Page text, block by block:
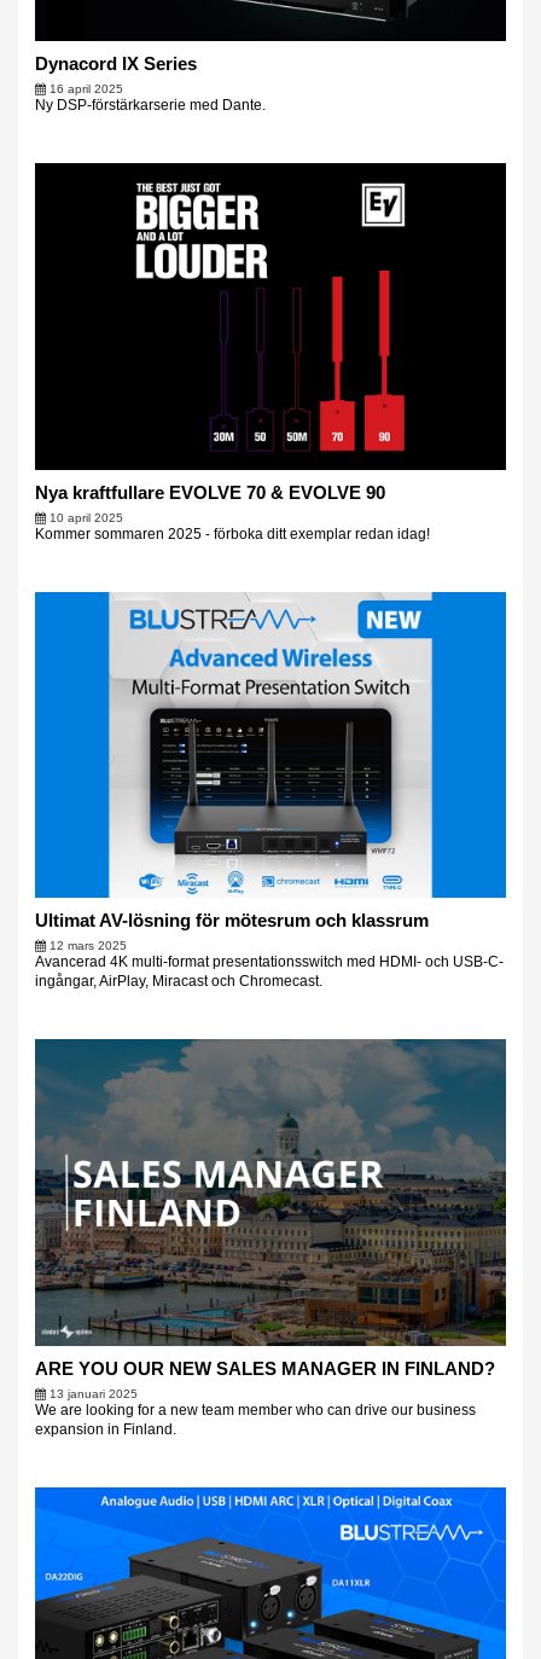
Dynacord IX Series
16 april 2025
Ny DSP-förstärkarserie med Dante.
Nya kraftfullare EVOLVE 70 & EVOLVE 90
10 april 2025
Kommer sommaren 2025 - förboka ditt exemplar redan idag!
Ultimat AV-lösning för mötesrum och klassrum
12 mars 2025
Avancerad 4K multi-format presentationsswitch med HDMI- och USB-C-
ingångar, AirPlay, Miracast och Chromecast.
ARE YOU OUR NEW SALES MANAGER IN FINLAND?
13 januari 2025
We are looking for a new team member who can drive our business
expansion in Finland.